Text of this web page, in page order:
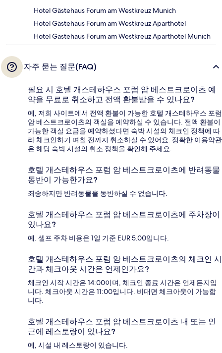
Hotel Gästehaus Forum am Westkreuz Munich
Hotel Gästehaus Forum am Westkreuz Aparthotel
Hotel Gästehaus Forum am Westkreuz Aparthotel Munich
자주 묻는 질문(FAQ)
필요 시 호텔 개스테하우스 포럼 암 베스트크로이츠 예
약을 무료로 취소하고 전액 환불받을 수 있나요?
예, 저희 사이트에서 전액 환불이 가능한 호텔 개스테하우스 포럼
암 베스트크로이츠의 객실을 예약하실 수 있습니다. 전액 환불이
가능한 객실 요금을 예약하셨다면 숙박 시설의 체크인 정책에 따
라 체크인하기 며칠 전까지 취소하실 수 있어요. 정확한 이용약관
은 해당 숙박 시설의 취소 정책을 확인해 주세요.
호텔 개스테하우스 포럼 암 베스트크로이츠에 반려동물
동반이 가능한가요?
죄송하지만 반려동물을 동반하실 수 없습니다.
호텔 개스테하우스 포럼 암 베스트크로이츠에 주차장이
있나요?
예. 셀프 주차 비용은 1일 기준 EUR 5.00입니다.
호텔 개스테하우스 포럼 암 베스트크로이츠의 체크인 시
간과 체크아웃 시간은 언제인가요?
체크인 시작 시간은 14:00이며, 체크인 종료 시간은 언제든지입
니다. 체크아웃 시간은 11:00입니다. 비대면 체크아웃이 가능합
니다.
호텔 개스테하우스 포럼 암 베스트크로이츠 내 또는 인
근에 레스토랑이 있나요?
예, 시설 내 레스토랑이 있습니다.